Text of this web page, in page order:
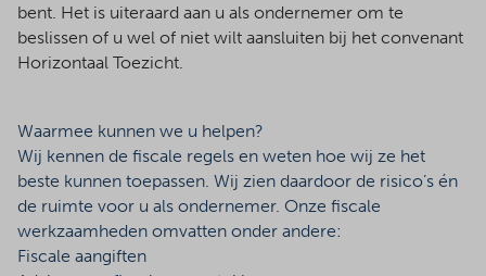
bent. Het is uiteraard aan u als ondernemer om te
beslissen of u wel of niet wilt aansluiten bij het convenant
Horizontaal Toezicht.
Waarmee kunnen we u helpen?
Wij kennen de fiscale regels en weten hoe wij ze het
beste kunnen toepassen. Wij zien daardoor de risico’s én
de ruimte voor u als ondernemer. Onze fiscale
werkzaamheden omvatten onder andere:
Fiscale aangiften